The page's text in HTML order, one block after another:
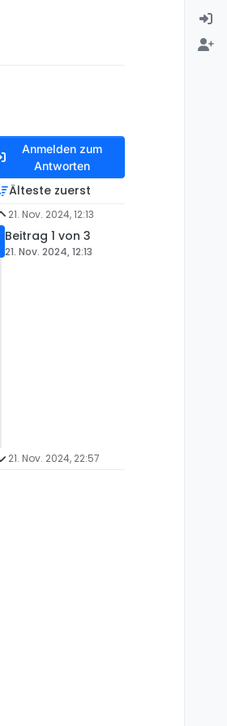
Anmelden zum
Antworten
Älteste zuerst
21. Nov. 2024, 12:13
Beitrag 1 von 3
21. Nov. 2024, 12:13
21. Nov. 2024, 22:57